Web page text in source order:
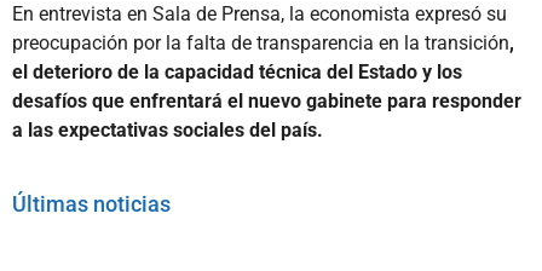
En entrevista en Sala de Prensa, la economista expresó su
preocupación por la falta de transparencia en la transición,
el deterioro de la capacidad técnica del Estado y los
desafíos que enfrentará el nuevo gabinete para responder
a las expectativas sociales del país.
Últimas noticias